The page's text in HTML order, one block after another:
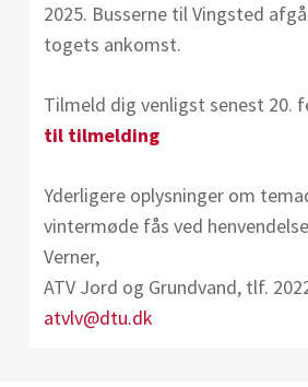
2025. Busserne til Vingsted
togets ankomst.
Tilmeld dig venligst senest 20.
til tilmelding
Yderligere oplysninger om
vintermøde fås ved
Verner,
ATV Jord og Grundvand, tlf.
atvlv@dtu.dk